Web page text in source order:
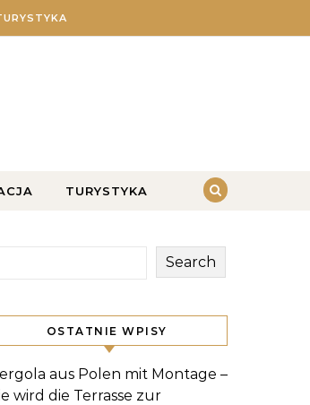
TURYSTYKA
Search
OSTATNIE WPISY
aus Polen mit Montage –
wird die Terrasse zur